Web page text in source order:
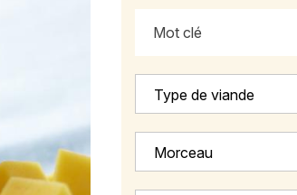
Type de viande
Morceau